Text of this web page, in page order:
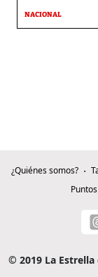
NACIONAL
¿Quiénes somos?
© 2019 La Estrella